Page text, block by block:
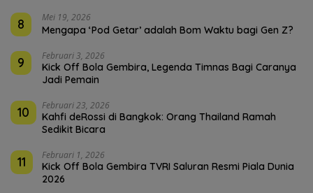
8 Mei 19, 2026
Mengapa ‘Pod Getar’ adalah Bom Waktu bagi Gen Z?
9 Februari 3, 2026
Kick Off Bola Gembira, Legenda Timnas Bagi Caranya
Jadi Pemain
10 Februari 23, 2026
Kahfi deRossi di Bangkok: Orang Thailand Ramah
Sedikit Bicara
11 Februari 1, 2026
Kick Off Bola Gembira TVRI Saluran Resmi Piala Dunia
2026